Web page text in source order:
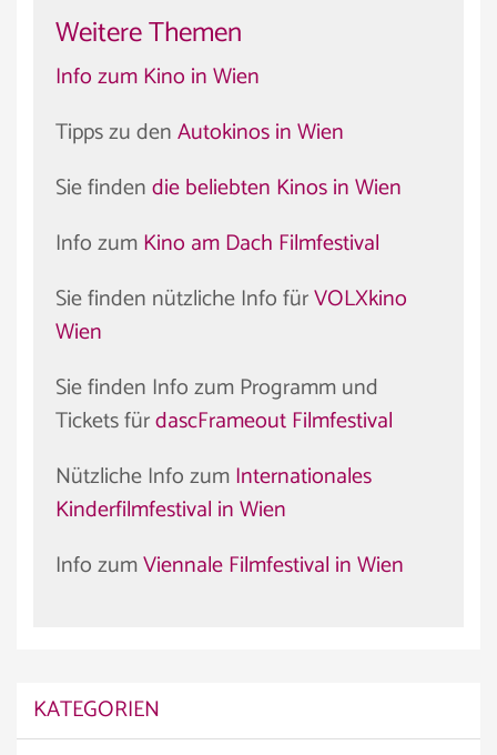
Weitere Themen
Info zum Kino in Wien
Tipps zu denAutokinos in Wien
Sie findendie beliebten Kinos in Wien
Info zumKino am Dach Filmfestival
Sie finden nützliche Info fürVOLXkino
Wien
Sie finden Info zum Programm und
Tickets fürdascFrameout Filmfestival
Nützliche Info zumInternationales
Kinderfilmfestival in Wien
Info zumViennale Filmfestival in Wien
KATEGORIEN